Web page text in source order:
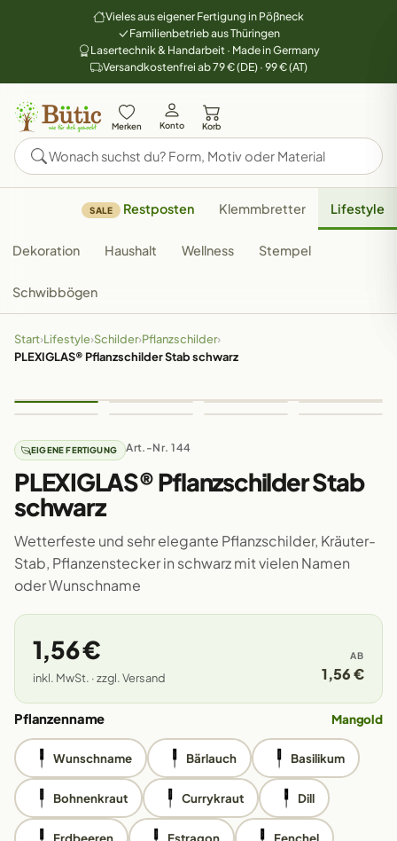
Vieles aus eigener Fertigung in Pößneck
Familienbetrieb aus Thüringen
Lasertechnik & Handarbeit · Made in Germany
Versandkostenfrei ab 79 € (DE) · 99 € (AT)
Merken Konto Korb
SALE Restposten Klemmbretter Lifestyle
Dekoration Haushalt Wellness Stempel
Schwibbögen
Start›Lifestyle›Schilder›Pflanzschilder›
PLEXIGLAS® Pflanzschilder Stab schwarz
EIGENE FERTIGUNG Art.-Nr. 144
PLEXIGLAS® Pflanzschilder Stab
schwarz
Wetterfeste und sehr elegante Pflanzschilder, Kräuter-
Stab, Pflanzenstecker in schwarz mit vielen Namen
oder Wunschname
1,56 €
inkl. MwSt. · zzgl. Versand
AB
1,56 €
Pflanzenname Mangold
Wunschname Bärlauch Basilikum
Bohnenkraut Currykraut Dill
Erdbeeren Estragon Fenchel